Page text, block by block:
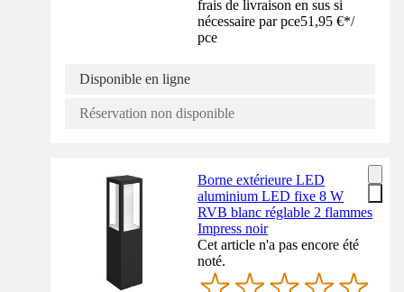
frais de livraison en sus si
nécessaire par pce51,95 €*/
pce
Disponible en ligne
Réservation non disponible
Borne extérieure LED
aluminium LED fixe 8 W
RVB blanc réglable 2 flammes
Impress noir
Cet article n'a pas encore été
noté.